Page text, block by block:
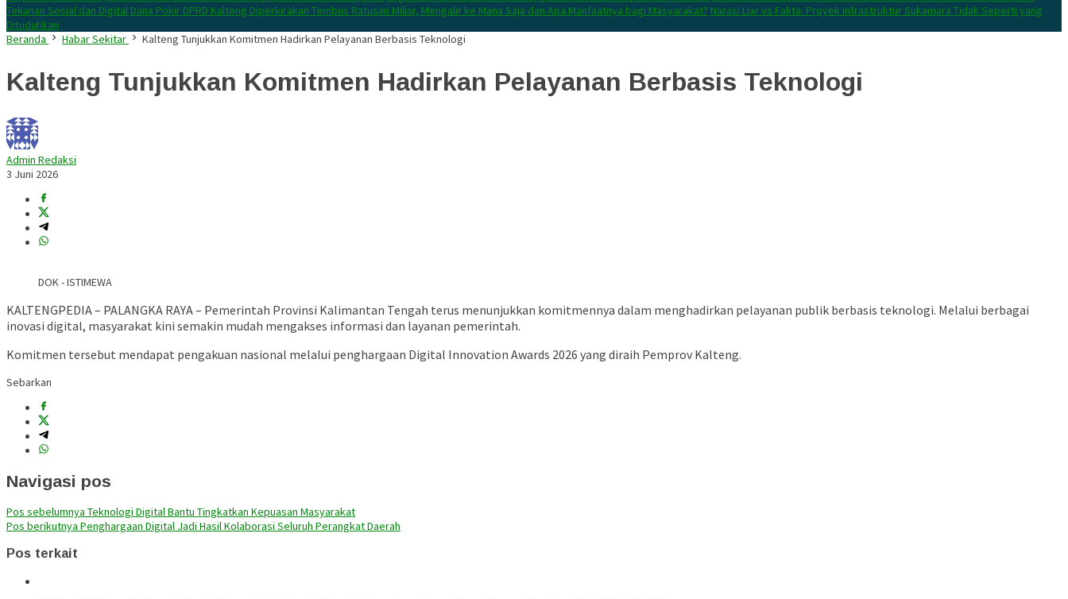
Tekanan Sosial dan Digital Dana Pokir DPRD Kalteng Diperkirakan Tembus Ratusan Miliar, Mengalir ke Mana Saja dan Apa Manfaatnya bagi Masyarakat? Narasi Liar vs Fakta: Proyek Infrastruktur Sukamara Tidak Seperti yang
Dituduhkan
Beranda
Habar Sekitar Kalteng Tunjukkan Komitmen Hadirkan Pelayanan Berbasis Teknologi
Kalteng Tunjukkan Komitmen Hadirkan Pelayanan Berbasis Teknologi
Admin Redaksi
3 Juni 2026
DOK - ISTIMEWA
KALTENGPEDIA – PALANGKA RAYA – Pemerintah Provinsi Kalimantan Tengah terus menunjukkan komitmennya dalam menghadirkan pelayanan publik berbasis teknologi. Melalui berbagai
inovasi digital, masyarakat kini semakin mudah mengakses informasi dan layanan pemerintah.
Komitmen tersebut mendapat pengakuan nasional melalui penghargaan Digital Innovation Awards 2026 yang diraih Pemprov Kalteng.
Sebarkan
Navigasi pos
Pos sebelumnya Teknologi Digital Bantu Tingkatkan Kepuasan Masyarakat
Pos berikutnya Penghargaan Digital Jadi Hasil Kolaborasi Seluruh Perangkat Daerah
Pos terkait